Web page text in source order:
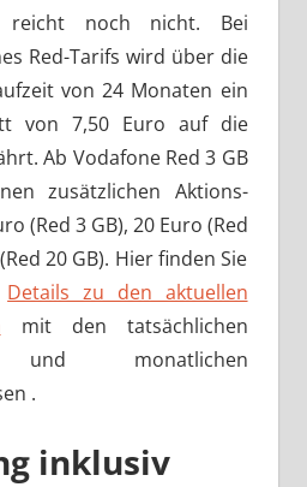
noch nicht. Bei
Red-Tarifs wird über die
von 24 Monaten ein
von 7,50 Euro auf die
Ab Vodafone Red 3 GB
zusätzlichen Aktions-
(Red 3 GB), 20 Euro (Red
20 GB). Hier finden Sie
Details zu den aktuellen
mit den tatsächlichen
und monatlichen
.
inklusiv